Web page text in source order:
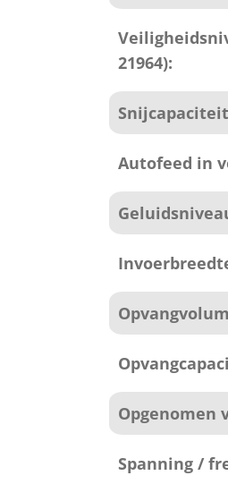
21964):
Autofeed in
Opgenomen
Spanning /